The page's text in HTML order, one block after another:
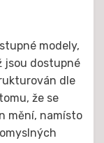
modely,
jsou dostupné
dle
že se
mění, namísto